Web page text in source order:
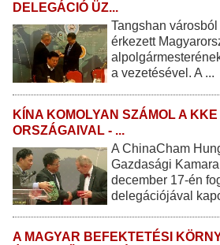
DELEGÁCIÓ ÜZ...
Tangshan
érkezett
a vezetésével. A ...
KÍNA KOMOLYAN SZÁMOL A
ORSZÁGAIVAL - ...
A ChinaCham
Gazdasági
december 17-én
delegációjával
A MAGYAR BEFEKTETÉSI